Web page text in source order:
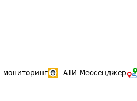
мониторинг АТИ Мессенджер